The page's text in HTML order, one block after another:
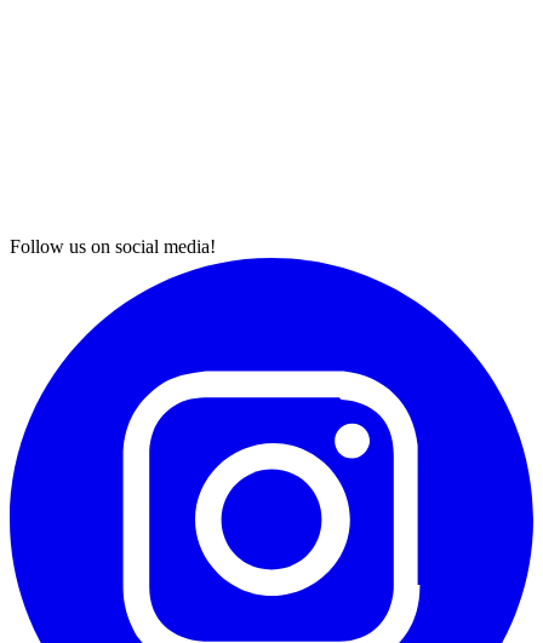
Follow us on social media!